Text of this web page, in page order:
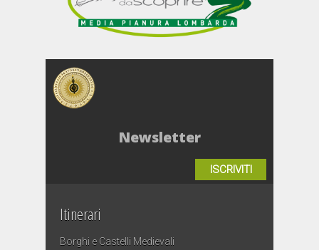
Newsletter
ISCRIVITI
Itinerari
Borghi e Castelli Medievali